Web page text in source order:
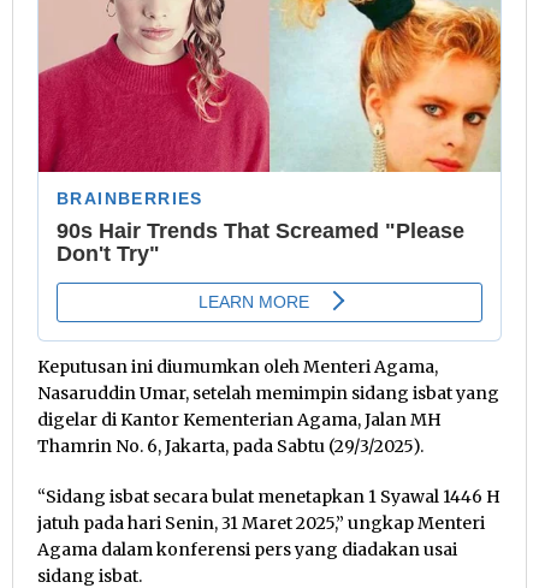
Keputusan ini diumumkan oleh Menteri Agama,
Nasaruddin Umar, setelah memimpin sidang isbat yang
digelar di Kantor Kementerian Agama, Jalan MH
Thamrin No. 6, Jakarta, pada Sabtu (29/3/2025).
“Sidang isbat secara bulat menetapkan 1 Syawal 1446 H
jatuh pada hari Senin, 31 Maret 2025,” ungkap Menteri
Agama dalam konferensi pers yang diadakan usai
sidang isbat.